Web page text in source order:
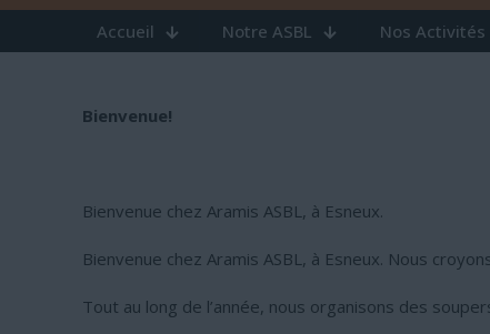
Accueil Notre ASBL Nos Activités
Bienvenue!
Bienvenue chez Aramis ASBL, à Esneux.
Bienvenue chez Aramis ASBL, à Esneux. Nous
Tout au long de l’année, nous organisons des